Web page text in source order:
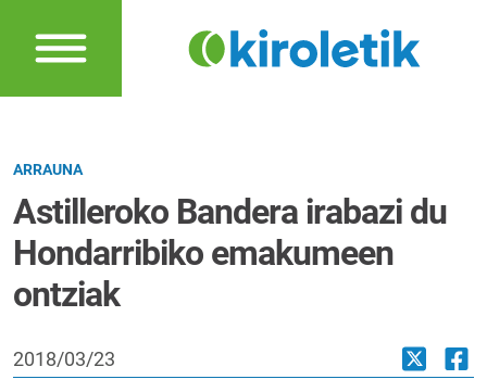
ARRAUNA
Astilleroko Bandera irabazi du
Hondarribiko emakumeen
ontziak
2018/03/23